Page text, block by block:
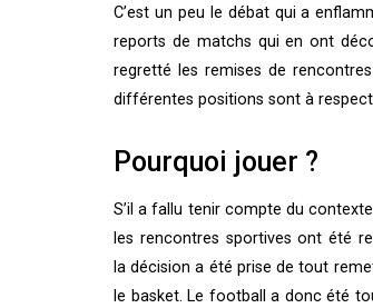
C’est un peu le débat qui a
reports de matchs qui en ont
regretté les remises de
différentes positions sont à
Pourquoi jouer ?
S’il a fallu tenir compte du
les rencontres sportives ont été
la décision a été prise de tout
le basket. Le football a donc été